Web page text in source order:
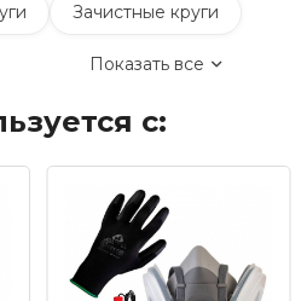
Зачистные круги
торцевые шлифовальные
(КЛТ)
на липучке Velcro
Показать все
с: